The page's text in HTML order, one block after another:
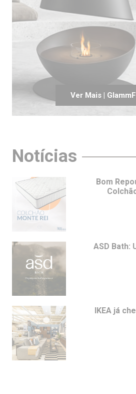
Ver Mais |
Notícias
Bom
ASD Bath:
IKEA já